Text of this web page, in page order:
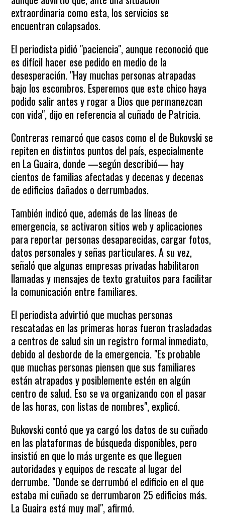
extraordinaria como esta, los servicios se
encuentran colapsados.
El periodista pidió "paciencia", aunque reconoció que
es difícil hacer ese pedido en medio de la
desesperación. "Hay muchas personas atrapadas
bajo los escombros. Esperemos que este chico haya
podido salir antes y rogar a Dios que permanezcan
con vida", dijo en referencia al cuñado de Patricia.
Contreras remarcó que casos como el de Bukovski se
repiten en distintos puntos del país, especialmente
en La Guaira, donde —según describió— hay
cientos de familias afectadas y decenas y decenas
de edificios dañados o derrumbados.
También indicó que, además de las líneas de
emergencia, se activaron sitios web y aplicaciones
para reportar personas desaparecidas, cargar fotos,
datos personales y señas particulares. A su vez,
señaló que algunas empresas privadas habilitaron
llamadas y mensajes de texto gratuitos para facilitar
la comunicación entre familiares.
El periodista advirtió que muchas personas
rescatadas en las primeras horas fueron trasladadas
a centros de salud sin un registro formal inmediato,
debido al desborde de la emergencia. "Es probable
que muchas personas piensen que sus familiares
están atrapados y posiblemente estén en algún
centro de salud. Eso se va organizando con el pasar
de las horas, con listas de nombres", explicó.
Bukovski contó que ya cargó los datos de su cuñado
en las plataformas de búsqueda disponibles, pero
insistió en que lo más urgente es que lleguen
autoridades y equipos de rescate al lugar del
derrumbe. "Donde se derrumbó el edificio en el que
estaba mi cuñado se derrumbaron 25 edificios más.
La Guaira está muy mal", afirmó.